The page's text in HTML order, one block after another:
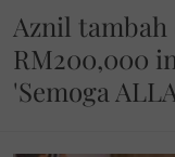
Aznil
RM200,000
'Semoga